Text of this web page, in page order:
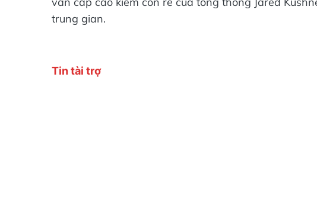
vấn cấp cao kiêm con rể của tổng thống Jared
trung gian.